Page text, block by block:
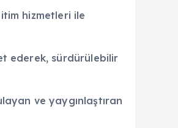
hizmetleri ile
ederek, sürdürülebilir
ve yaygınlaştıran